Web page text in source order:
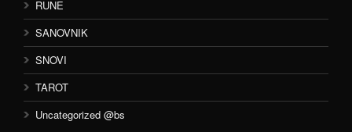
RUNE
SANOVNIK
SNOVI
TAROT
Uncategorized @bs